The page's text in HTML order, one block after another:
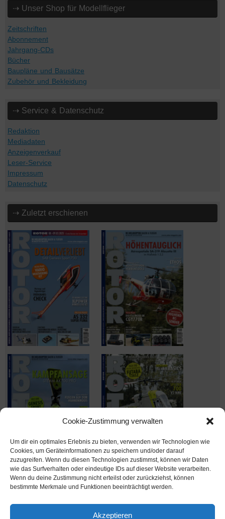
Cookie-Zustimmung verwalten
Um dir ein optimales Erlebnis zu bieten, verwenden wir Technologien wie
Cookies, um Geräteinformationen zu speichern und/oder darauf
zuzugreifen. Wenn du diesen Technologien zustimmst, können wir Daten
wie das Surfverhalten oder eindeutige IDs auf dieser Website verarbeiten.
Wenn du deine Zustimmung nicht erteilst oder zurückziehst, können
bestimmte Merkmale und Funktionen beeinträchtigt werden.
Akzeptieren
⇢ Unser Shop für Modellflieger
Zeitschriften
Abonnement
Jahrgang-CDs
Bücher
Baupläne und Bausätze
Zubehör und Bekleidung
⇢ Service & Datenschutz
Redaktion
Mediadaten
Anzeigenverkauf
Leser-Service
Impressum
Datenschutz
⇢ Zuletzt erschienen
Ausgabe verpasst? Kein Problem – einfach nachbestellen im